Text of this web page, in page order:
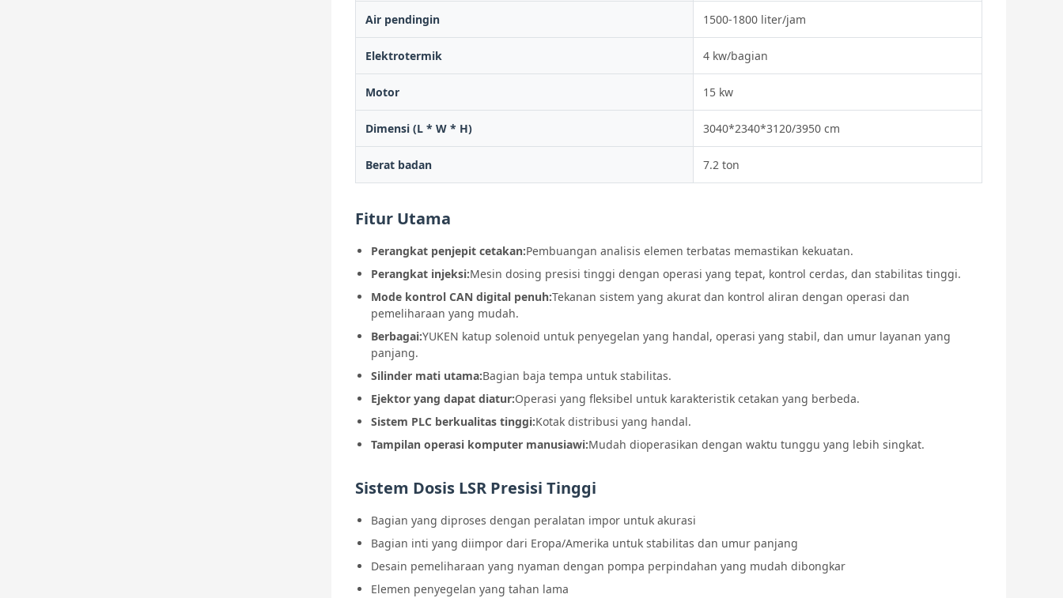
Air pendingin 1500-1800 liter/jam
Elektrotermik 4 kw/bagian
Motor 15 kw
Dimensi (L * W * H) 3040*2340*3120/3950 cm
Berat badan 7.2 ton
Fitur Utama
Perangkat penjepit cetakan:Pembuangan analisis elemen terbatas memastikan kekuatan.
Perangkat injeksi:Mesin dosing presisi tinggi dengan operasi yang tepat, kontrol cerdas, dan stabilitas tinggi.
Mode kontrol CAN digital penuh:Tekanan sistem yang akurat dan kontrol aliran dengan operasi dan
pemeliharaan yang mudah.
Berbagai:YUKEN katup solenoid untuk penyegelan yang handal, operasi yang stabil, dan umur layanan yang
panjang.
Silinder mati utama:Bagian baja tempa untuk stabilitas.
Ejektor yang dapat diatur:Operasi yang fleksibel untuk karakteristik cetakan yang berbeda.
Sistem PLC berkualitas tinggi:Kotak distribusi yang handal.
Tampilan operasi komputer manusiawi:Mudah dioperasikan dengan waktu tunggu yang lebih singkat.
Sistem Dosis LSR Presisi Tinggi
Bagian yang diproses dengan peralatan impor untuk akurasi
Bagian inti yang diimpor dari Eropa/Amerika untuk stabilitas dan umur panjang
Desain pemeliharaan yang nyaman dengan pompa perpindahan yang mudah dibongkar
Elemen penyegelan yang tahan lama